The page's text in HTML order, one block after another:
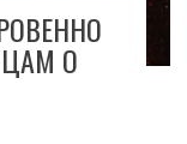
О